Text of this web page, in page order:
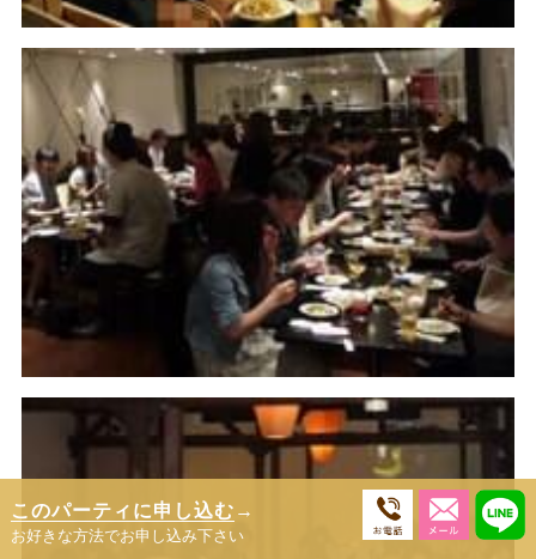
このパーティに申し込む →
お好きな方法でお申し込み下さい